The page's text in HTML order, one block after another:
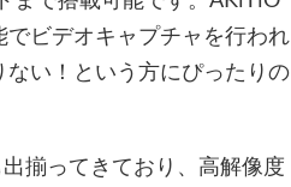
ビデオキャプチャを行われ
い！という方にぴったりの
揃ってきており、高解像度